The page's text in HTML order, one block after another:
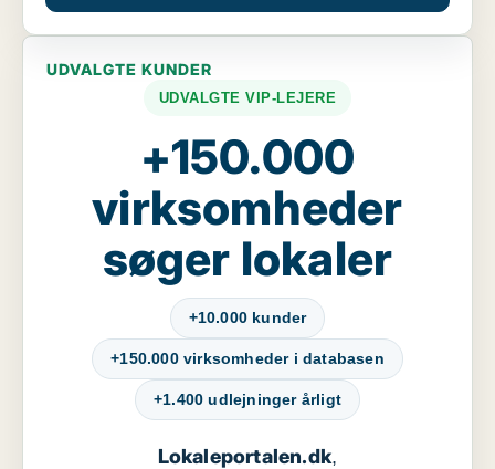
UDVALGTE KUNDER
UDVALGTE VIP-LEJERE
+150.000
virksomheder
søger lokaler
+10.000 kunder
+150.000 virksomheder i databasen
+1.400 udlejninger årligt
Lokaleportalen.dk,